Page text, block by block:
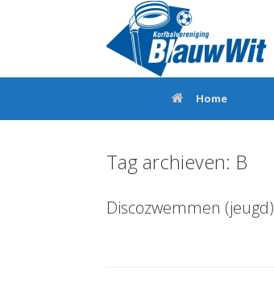
Home
Tag archieven: B
Discozwemmen (jeugd)